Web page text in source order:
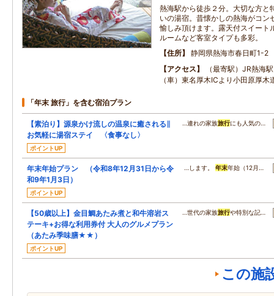
熱海駅から徒歩２分。大切な方と
いの湯宿。昔懐かしの熱海がコン
愉しみ頂けます。露天付スイート
ルームなど客室タイプも多彩。
住所
静岡県熱海市春日町1-2
アクセス
（最寄駅）JR熱海
（車）東名厚木ICより小田原厚木
「年末 旅行」を含む宿泊プラン
【素泊り】源泉かけ流しの温泉に癒される∥
お気軽に湯宿ステイ 〈食事なし〉
ポイントUP
…連れの家族旅行にも人気の…
年末年始プラン （令和8年12月31日から令
和9年1月3日）
ポイントUP
…します。 年末年始（12月…
【50歳以上】金目鯛あたみ煮と和牛溶岩ス
テーキ+お得な利用券付 大人のグルメプラン
（あたみ季味膳★★）
ポイントUP
…世代の家族旅行や特別な記…
この施